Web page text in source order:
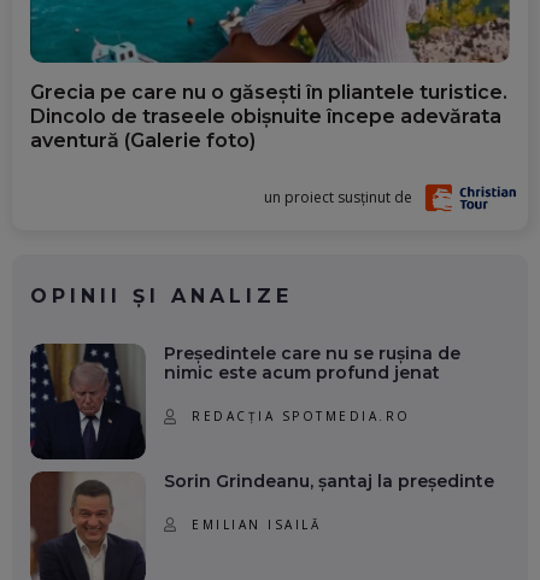
Grecia pe care nu o găsești în pliantele turistice.
Dincolo de traseele obișnuite începe adevărata
aventură (Galerie foto)
un proiect susținut de
OPINII ȘI ANALIZE
Președintele care nu se rușina de
nimic este acum profund jenat
REDACȚIA SPOTMEDIA.RO
Sorin Grindeanu, șantaj la președinte
EMILIAN ISAILĂ